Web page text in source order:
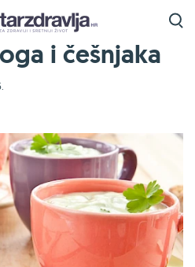
i češnjaka